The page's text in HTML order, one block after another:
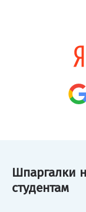
Шпаргалки
студентам